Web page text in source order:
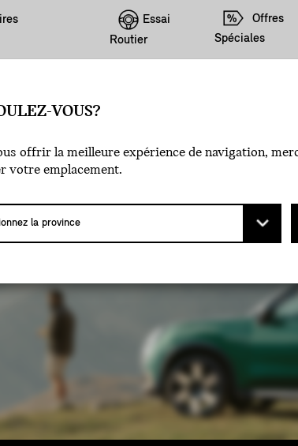
Essai
Routier
Offres
Spéciales
VOUS?
offrir la meilleure expérience de navigation,
votre emplacement.